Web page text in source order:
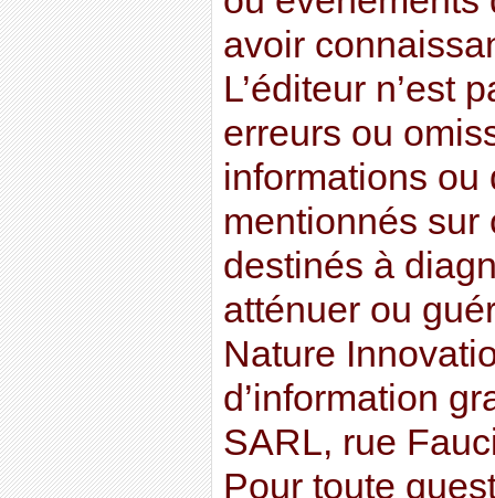
avoir
L’éditeur n’est
erreurs ou
informations ou
mentionnés sur
destinés à
atténuer ou
Nature
d’information
SARL, rue
Pour toute